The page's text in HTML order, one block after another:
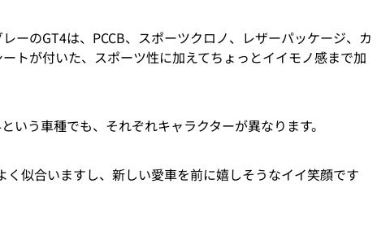
ーのGT4は、PCCB、スポーツクロノ、レザーパッケージ、カ
トが付いた、スポーツ性に加えてちょっとイイモノ感まで加
いう車種でも、それぞれキャラクターが異なります。
く似合いますし、新しい愛車を前に嬉しそうなイイ笑顔です